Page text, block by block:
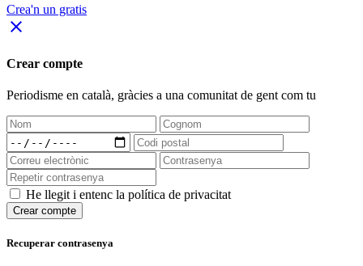
Crea'n un gratis
close
Crear compte
Periodisme en català, gràcies a una comunitat de gent com tu
He llegit i entenc la política de privacitat
Crear compte
Recuperar contrasenya